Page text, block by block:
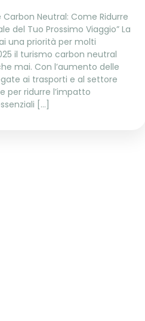
Carbon Neutral: Come Ridurre
del Tuo Prossimo Viaggio” La
una priorità per molti
il turismo carbon neutral
mai. Con l’aumento delle
ai trasporti e al settore
per ridurre l’impatto
[…]